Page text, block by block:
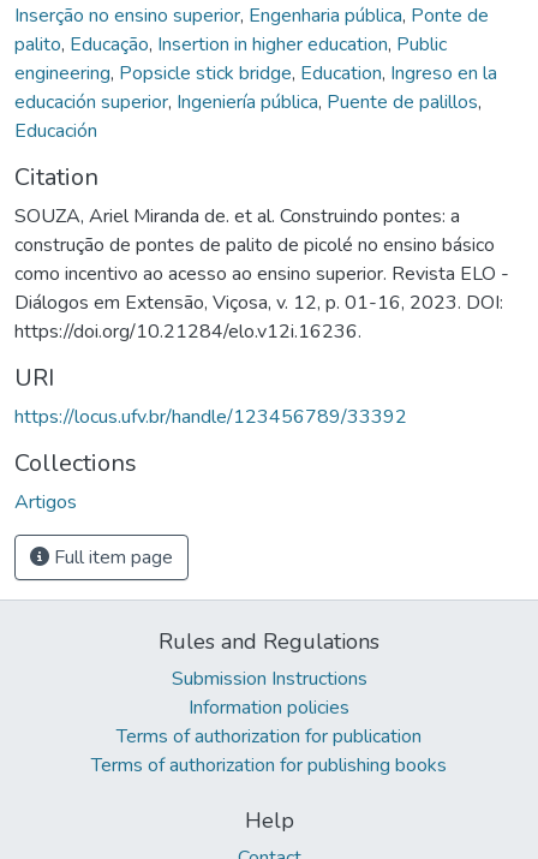
Inserção no ensino superior, Engenharia pública, Ponte de
palito, Educação, Insertion in higher education, Public
engineering, Popsicle stick bridge, Education, Ingreso en la
educación superior, Ingeniería pública, Puente de palillos,
Educación
Citation
SOUZA, Ariel Miranda de. et al. Construindo pontes: a
construção de pontes de palito de picolé no ensino básico
como incentivo ao acesso ao ensino superior. Revista ELO -
Diálogos em Extensão, Viçosa, v. 12, p. 01-16, 2023. DOI:
https://doi.org/10.21284/elo.v12i.16236.
URI
https://locus.ufv.br/handle/123456789/33392
Collections
Artigos
Full item page
Rules and Regulations
Submission Instructions
Information policies
Terms of authorization for publication
Terms of authorization for publishing books
Help